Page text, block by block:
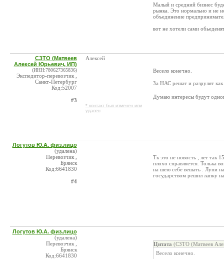
Малый и средний бизнес
рынка. Это нормально и не
объединение
вот не хотели сами
СЗТО (Матвеев
Алексей Юрьевич, ИП)
(ИНН:780627365836)
Экспедитор-перевозчик ,
Санкт-Петербург
Код:52007
#3
Алексей
* контакт был изменен или
удален
Весело конечно.
За НАС решат и разрулят
Думаю интересы будут
Логутов Ю.А. физ.лицо
(удалена)
Перевозчик ,
Брянск
Код:6641830
#4
Тк это не новость , лет так
плохо справляется. Толька
на шею себе вешать . Лупи
государством решил лапку
Логутов Ю.А. физ.лицо
(удалена)
Перевозчик ,
Брянск
Код:6641830
Цитата (СЗТО (Матвеев
Весело конечно.